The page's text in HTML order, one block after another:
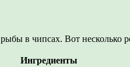
в чипсах. Вот несколько
Ингредиенты